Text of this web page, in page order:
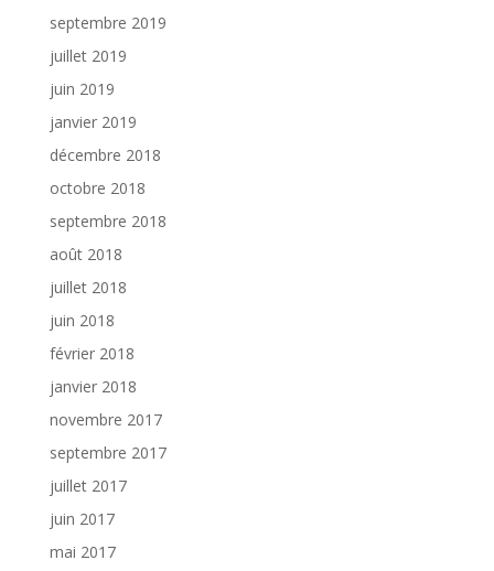
septembre 2019
juillet 2019
juin 2019
janvier 2019
décembre 2018
octobre 2018
septembre 2018
août 2018
juillet 2018
juin 2018
février 2018
janvier 2018
novembre 2017
septembre 2017
juillet 2017
juin 2017
mai 2017